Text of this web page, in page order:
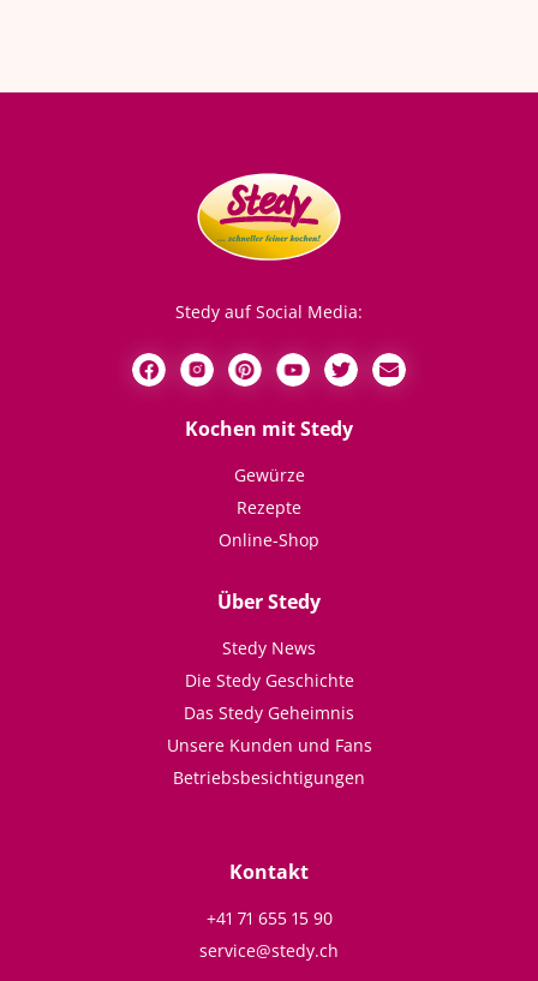
Stedy auf Social Media:
Kochen mit Stedy
Gewürze
Rezepte
Online-Shop
Über Stedy
Stedy News
Die Stedy Geschichte
Das Stedy Geheimnis
Unsere Kunden und Fans
Betriebsbesichtigungen
Kontakt
+41 71 655 15 90
service@stedy.ch